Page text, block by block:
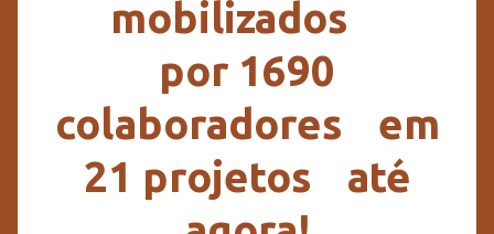
mobilizados
por 1690
colaboradores em
21 projetos até